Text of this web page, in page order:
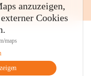
anzuzeigen,
Cookies
maps